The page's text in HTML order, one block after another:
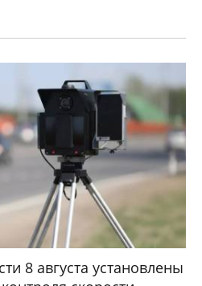
8 августа установлены